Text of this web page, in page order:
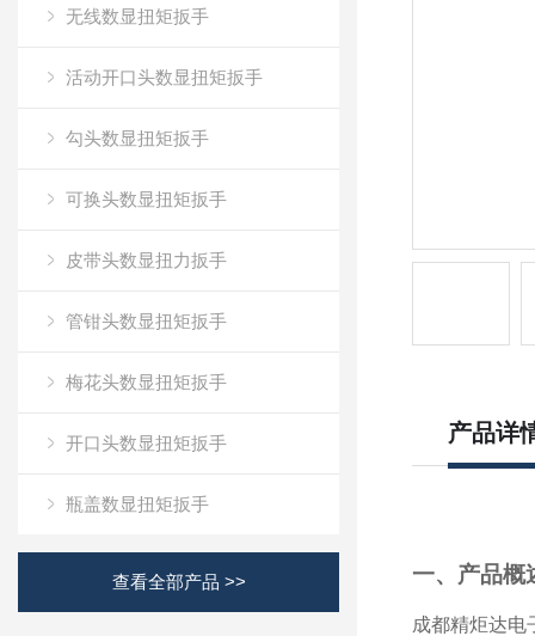
无线数显扭矩扳手
活动开口头数显扭矩扳手
勾头数显扭矩扳手
可换头数显扭矩扳手
皮带头数显扭力扳手
管钳头数显扭矩扳手
梅花头数显扭矩扳手
开口头数显扭矩扳手
瓶盖数显扭矩扳手
查看全部产品 >>
产品详
一、产品概
成都精炬达电